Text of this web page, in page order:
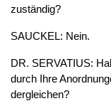
zuständig?
SAUCKEL: Nein.
DR. SERVATIUS:
durch Ihre
dergleichen?